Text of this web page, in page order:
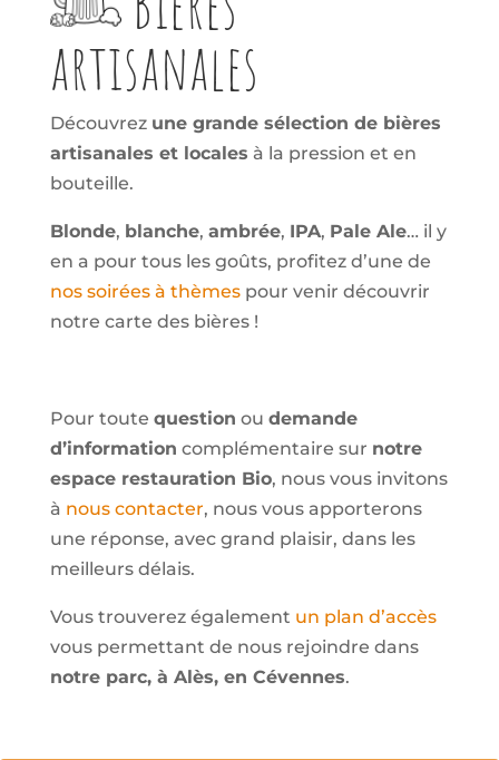
artisanales
Découvrez une grande sélection de bières
artisanales et locales à la pression et en
bouteille.
Blonde, blanche, ambrée, IPA, Pale Ale… il y
en a pour tous les goûts, profitez d’une de
nos soirées à thèmespour venir découvrir
notre carte des bières !
Pour toute question ou demande
d’information complémentaire sur notre
espace restauration Bio, nous vous invitons
à nous contacter, nous vous apporterons
une réponse, avec grand plaisir, dans les
meilleurs délais.
Vous trouverez également un plan d’accès
vous permettant de nous rejoindre dans
notre parc, à Alès, en Cévennes.